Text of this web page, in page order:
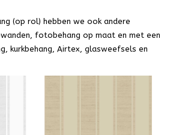
(op rol) hebben we ook andere
fotobehang op maat en met een
kurkbehang, Airtex, glasweefsels en